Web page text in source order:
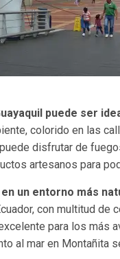
puede ser
colorido en las
disfrutar de
artesanos para
un entorno más
con multitud de
para los más
al mar en Montañita